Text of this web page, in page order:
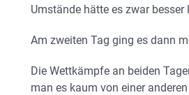
Umstände hätte es zwar
Am zweiten Tag ging es dann
Die Wettkämpfe an beiden
man es kaum von einer